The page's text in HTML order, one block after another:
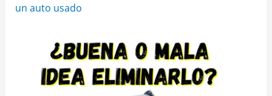
un auto usado